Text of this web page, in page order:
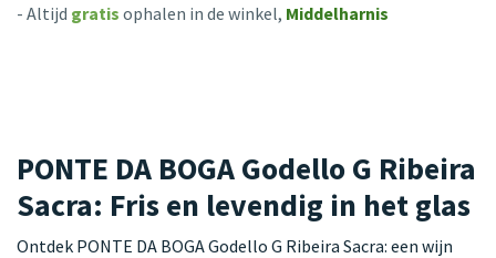
- Altijd gratis ophalen in de winkel, Middelharnis
PONTE DA BOGA Godello G Ribeira
Sacra: Fris en levendig in het glas
Ontdek PONTE DA BOGA Godello G Ribeira Sacra: een wijn